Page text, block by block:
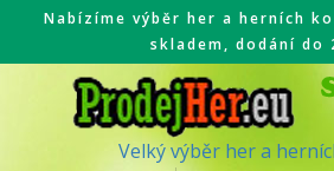
Nabízíme výběr her a herních
skladem, dodání do
Velký výběr her a